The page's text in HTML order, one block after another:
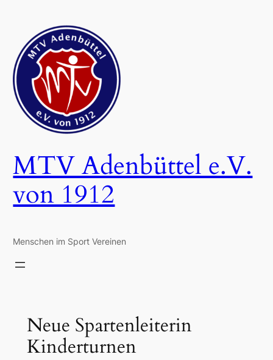
springen
MTV Adenbüttel e.V.
von 1912
Menschen im Sport Vereinen
Neue Spartenleiterin
Kinderturnen